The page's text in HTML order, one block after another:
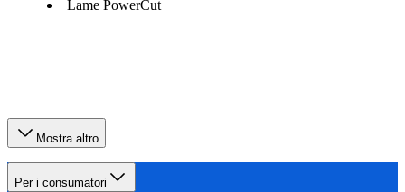
Lame PowerCut
Mostra altro
Per i consumatori